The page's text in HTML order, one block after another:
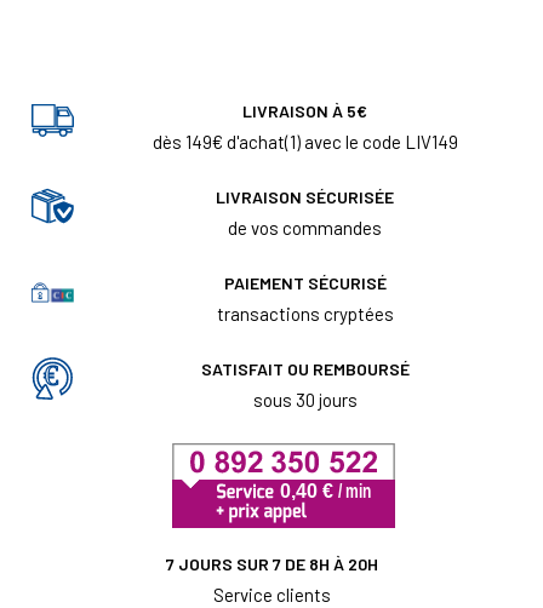
LIVRAISON À 5€
dès 149€ d'achat(1) avec le code LIV149
LIVRAISON SÉCURISÉE
de vos commandes
PAIEMENT SÉCURISÉ
transactions cryptées
SATISFAIT OU REMBOURSÉ
sous 30 jours
7 JOURS SUR 7 DE 8H À 20H
Service clients